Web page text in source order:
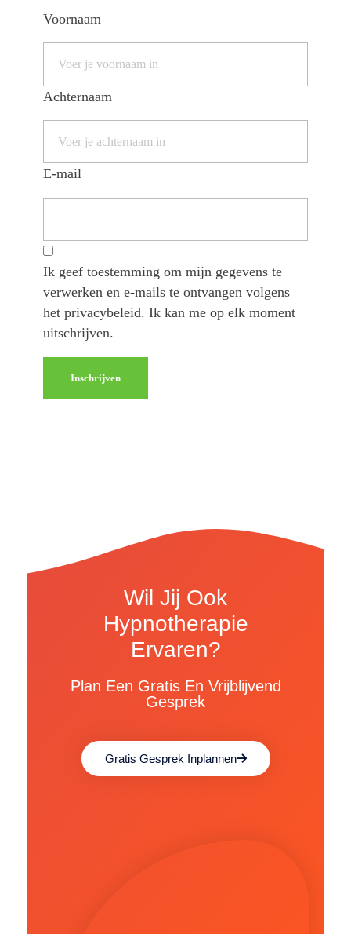
Voornaam
Achternaam
E-mail
Ik geef toestemming om mijn gegevens te
verwerken en e-mails te ontvangen volgens
het privacybeleid. Ik kan me op elk moment
uitschrijven.
Inschrijven
Wil Jij Ook
Hypnotherapie
Ervaren?
Plan Een Gratis En Vrijblijvend
Gesprek
Gratis Gesprek Inplannen